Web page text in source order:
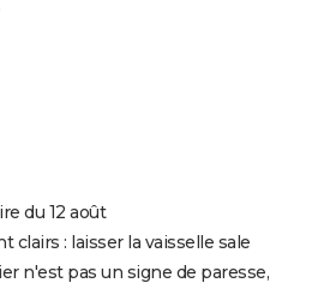
du 12 août
clairs : laisser la vaisselle sale
n'est pas un signe de paresse,